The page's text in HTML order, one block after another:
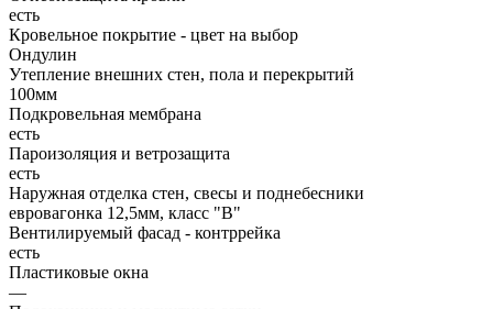
есть
Кровельное покрытие - цвет на выбор
Ондулин
Утепление внешних стен, пола и перекрытий
100мм
Подкровельная мембрана
есть
Пароизоляция и ветрозащита
есть
Наружная отделка стен, свесы и поднебесники
евровагонка 12,5мм, класс "В"
Вентилируемый фасад - контррейка
есть
Пластиковые окна
—